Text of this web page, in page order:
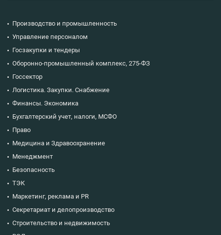
Производство и промышленность
Управление персоналом
Госзакупки и тендеры
Оборонно-промышленный комплекс, 275-ФЗ
Госсектор
Логистика. Закупки. Снабжение
Финансы. Экономика
Бухгалтерский учет, налоги, МСФО
Право
Медицина и Здравоохранение
Менеджмент
Безопасность
ТЭК
Маркетинг, реклама и PR
Секретариат и делопроизводство
Строительство и недвижимость